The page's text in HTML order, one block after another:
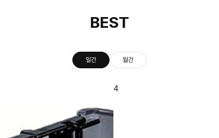
BEST
일간 월간